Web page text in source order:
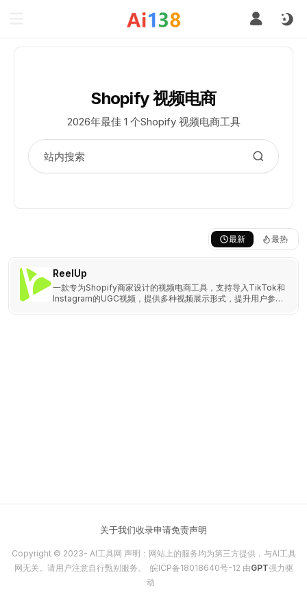
Shopify 视频电商
2026年最佳 1 个Shopify 视频电商工具
最新 最热
ReelUp
一款专为Shopify商家设计的视频电商工具，支持导入TikTok和
Instagram的UGC视频，提供多种视频展示形式，提升用户参与
关于我们收录申请免责声明
Copyright © 2023- AI工具网 声明：网站上的服务均为第三方提供，与AI工具
网无关。请用户注意自行甄别服务。 皖ICP备18018640号-12 由GPT强力驱
动